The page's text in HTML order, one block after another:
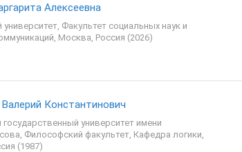
Алексеевна
Факультет социальных наук и
Москва, Россия (2026)
Константинович
университет имени
Философский факультет, Кафедра логики,
(1987)